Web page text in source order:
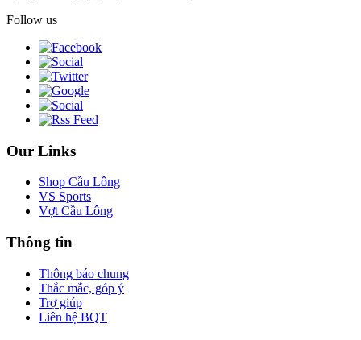
Follow us
Our Links
Shop Cầu Lông
VS Sports
Vợt Cầu Lông
Thông tin
Thông báo chung
Thắc mắc, góp ý
Trợ giúp
Liên hệ BQT